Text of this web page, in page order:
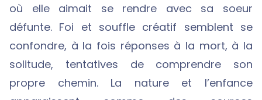
où elle aimait se rendre avec sa soeur
défunte. Foi et souffle créatif semblent se
confondre, à la fois réponses à la mort, à la
solitude, tentatives de comprendre son
propre chemin. La nature et l’enfance